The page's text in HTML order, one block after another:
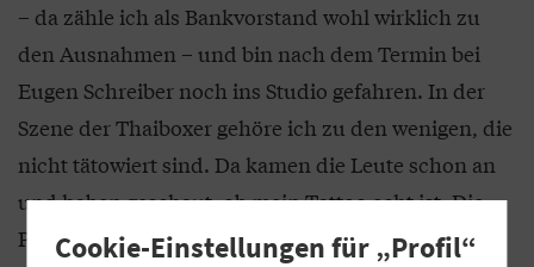
– da zähle ich als Bankvorstand wohl wirklich zu
den Ausnahmen – und bin nach dem Termin bei
Eugen Schreiber noch ins Studio gefahren. In der
Szene der Thaiboxer gehöre ich zu den wenigen, die
nicht tätowiert sind. Da kamen die Leute schon an
und haben geschaut, ob mein Tattoo echt ist. Die
Profis haben das aber schnell als Fake entlarvt.
Cookie-Einstellungen für „Profil“